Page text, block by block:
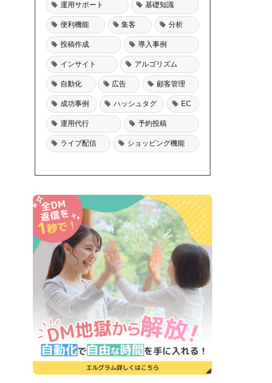
運用サポート 基礎知識
便利機能 集客 分析
投稿作成 導入事例
インサイト アルゴリズム
自動化 広告 顧客管理
成功事例 ハッシュタグ EC
運用代行 予約投稿
ライブ配信 ショッピング機能